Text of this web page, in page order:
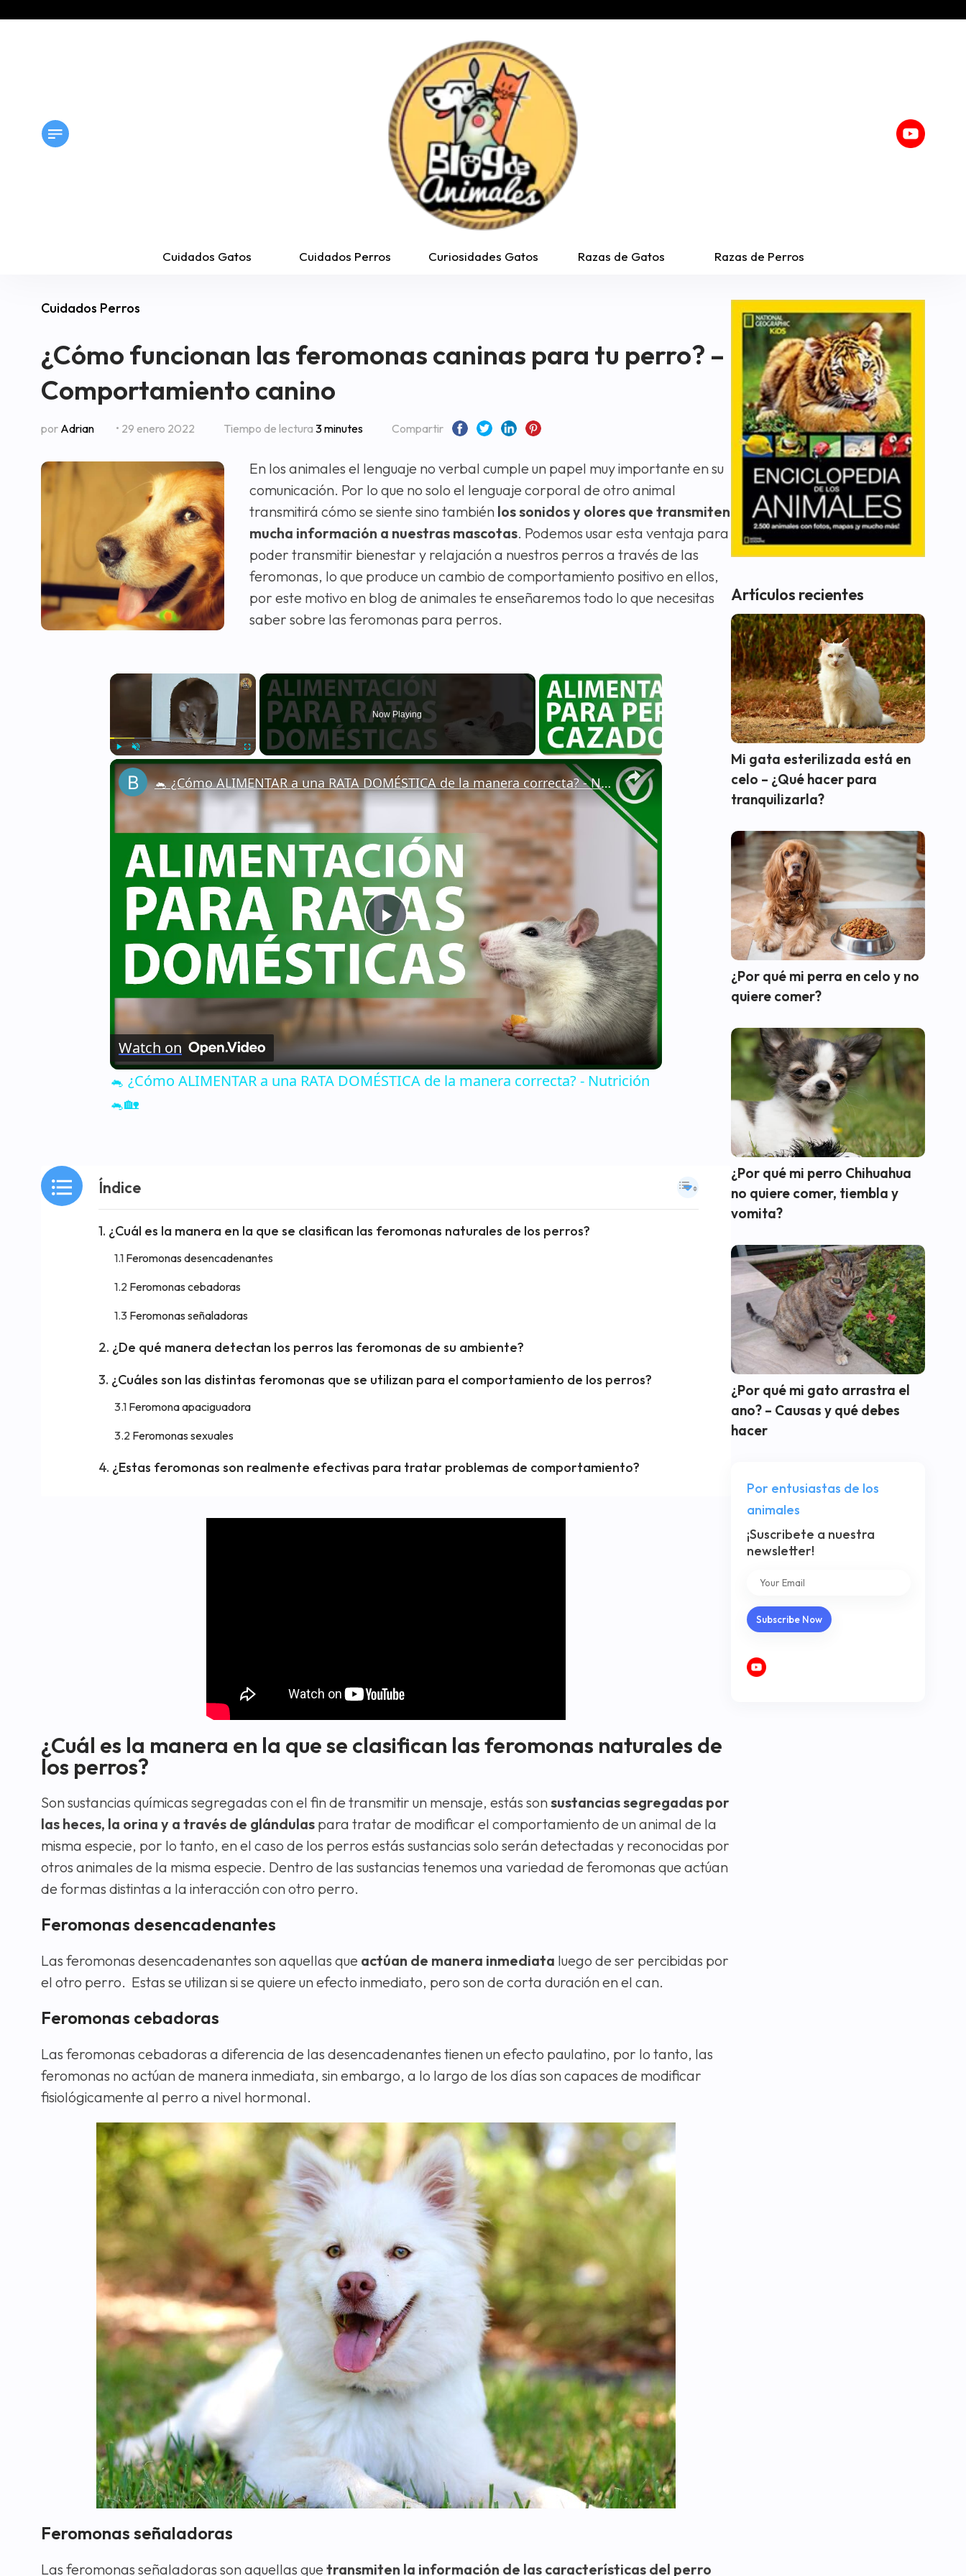
Cuidados Gatos Cuidados Perros Curiosidades Gatos Razas de Gatos Razas de Perros
Cuidados Perros
¿Cómo funcionan las feromonas caninas para tu perro? –
Comportamiento canino
por Adrian • 29 enero 2022 Tiempo de lectura3 minutes Compartir
En los animales el lenguaje no verbal cumple un papel muy importante en su
comunicación. Por lo que no solo el lenguaje corporal de otro animal
transmitirá cómo se siente sino también los sonidos y olores que transmiten
mucha información a nuestras mascotas. Podemos usar esta ventaja para
poder transmitir bienestar y relajación a nuestros perros a través de las
feromonas, lo que produce un cambio de comportamiento positivo en ellos,
por este motivo en blog de animales te enseñaremos todo lo que necesitas
saber sobre las feromonas para perros.
×
Play Unmute Fullscreen
Now Playing
×
Play
Video
🐁 ¿Cómo ALIMENTAR a una RATA DOMÉSTICA de la manera correcta? - Nutrición 🐁🏡
Watch on
🐁 ¿Cómo ALIMENTAR a una RATA DOMÉSTICA de la manera correcta? - Nutrición
🐁🏡
Índice
¿Cuál es la manera en la que se clasifican las feromonas naturales de los perros?
Feromonas desencadenantes
Feromonas cebadoras
Feromonas señaladoras
¿De qué manera detectan los perros las feromonas de su ambiente?
¿Cuáles son las distintas feromonas que se utilizan para el comportamiento de los perros?
Feromona apaciguadora
Feromonas sexuales
¿Estas feromonas son realmente efectivas para tratar problemas de comportamiento?
¿Cuál es la manera en la que se clasifican las feromonas naturales de
los perros?
Son sustancias químicas segregadas con el fin de transmitir un mensaje, estás sonsustancias segregadas por
las heces, la orina y a través de glándulas para tratar de modificar el comportamiento de un animal de la
misma especie, por lo tanto, en el caso de los perros estás sustancias solo serán detectadas y reconocidas por
otros animales de la misma especie. Dentro de las sustancias tenemos una variedad de feromonas que actúan
de formas distintas a la interacción con otro perro.
Feromonas desencadenantes
Las feromonas desencadenantes son aquellas que actúan de manera inmediata luego de ser percibidas por
el otro perro. Estas se utilizan si se quiere un efecto inmediato, pero son de corta duración en el can.
Feromonas cebadoras
Las feromonas cebadoras a diferencia de las desencadenantes tienen un efecto paulatino, por lo tanto, las
feromonas no actúan de manera inmediata, sin embargo, a lo largo de los días son capaces de modificar
fisiológicamente al perro a nivel hormonal.
Feromonas señaladoras
Las feromonas señaladoras son aquellas que transmiten la información de las características del perro
Artículos recientes
Mi gata esterilizada está en
celo – ¿Qué hacer para
tranquilizarla?
¿Por qué mi perra en celo y no
quiere comer?
¿Por qué mi perro Chihuahua
no quiere comer, tiembla y
vomita?
¿Por qué mi gato arrastra el
ano? – Causas y qué debes
hacer
Por entusiastas de los
animales
¡Suscribete a nuestra
newsletter!